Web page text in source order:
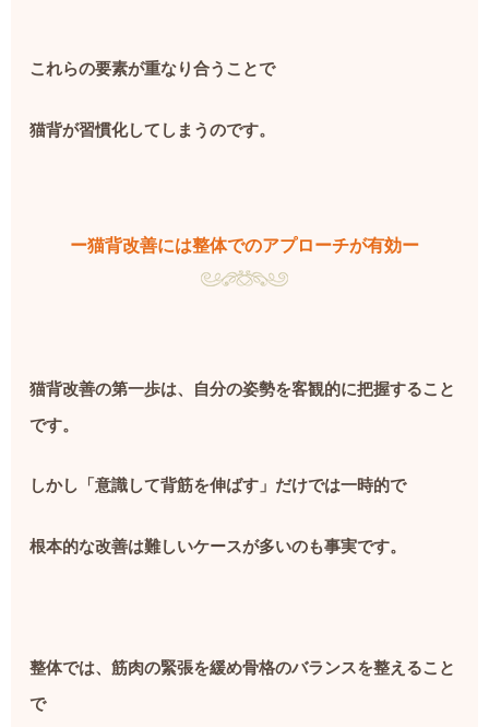
これらの要素が重なり合うことで
猫背が習慣化してしまうのです。
ー猫背改善には整体でのアプローチが有効ー
猫背改善の第一歩は、自分の姿勢を客観的に把握すること
です。
しかし「意識して背筋を伸ばす」だけでは一時的で
根本的な改善は難しいケースが多いのも事実です。
整体では、筋肉の緊張を緩め骨格のバランスを整えること
で